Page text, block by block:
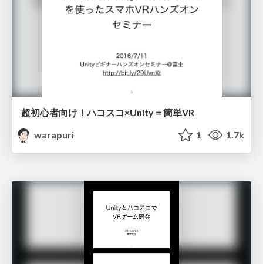
超初心者向け！ハコスコ×Unity＝簡単VR
warapuri
1 1.7k